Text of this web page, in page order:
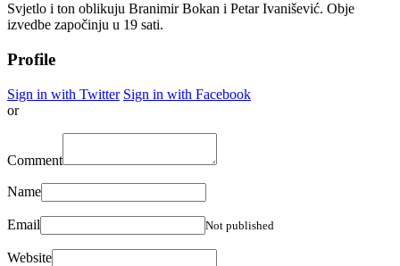
Svjetlo i ton oblikuju Branimir Bokan i Petar Ivanišević. Obje
izvedbe započinju u 19 sati.
Profile
Sign in with Twitter Sign in with Facebook
or
Comment
Name
Email Not published
Website